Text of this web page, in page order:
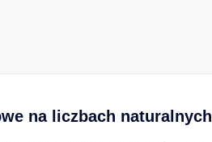
na liczbach naturalnych